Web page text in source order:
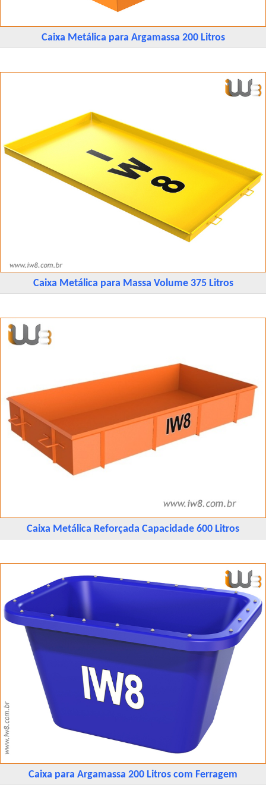
Caixa Metálica para Argamassa 200 Litros
Caixa Metálica para Massa Volume 375 Litros
Caixa Metálica Reforçada Capacidade 600 Litros
Caixa para Argamassa 200 Litros com Ferragem